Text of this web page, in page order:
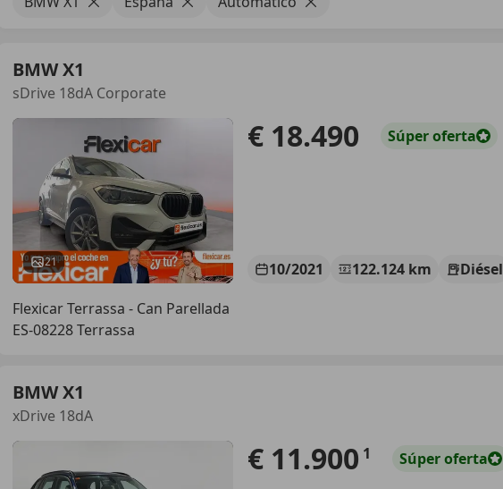
BMW X1
sDrive 18dA Corporate
21
€ 18.490 Súperoferta
10/2021 122.124 km Diésel
Flexicar Terrassa - Can Parellada
ES-08228 Terrassa
BMW X1
xDrive 18dA
€ 11.900 1 Súperoferta